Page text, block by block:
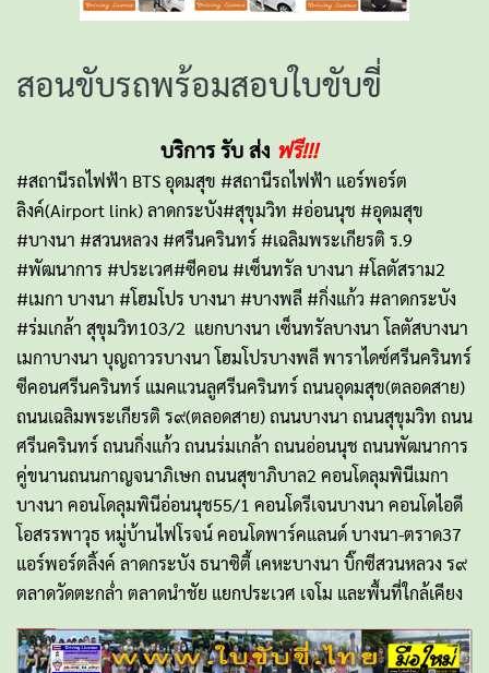
สอนขับรถพร้อมสอบใบขับขี่
บริการ รับ ส่ง ฟรี!!!
#สถานีรถไฟฟ้า BTS อุดมสุข #สถานีรถไฟฟ้า แอร์พอร์ต
ลิงค์(Airport link) ลาดกระบัง#สุขุมวิท #อ่อนนุช #อุดมสุข
#บางนา #สวนหลวง #ศรีนครินทร์ #เฉลิมพระเกียรติ ร.9
#พัฒนาการ #ประเวศ#ซีคอน #เซ็นทรัล บางนา #โลตัสราม2
#เมกา บางนา #โฮมโปร บางนา #บางพลี #กิ่งแก้ว #ลาดกระบัง
#ร่มเกล้า สุขุมวิท103/2 แยกบางนา เซ็นทรัลบางนา โลตัสบางนา
เมกาบางนา บุญถาวรบางนา โฮมโปรบางพลี พาราไดซ์ศรีนครินทร์
ซีคอนศรีนครินทร์ แมคแวนลูศรีนครินทร์ ถนนอุดมสุข(ตลอดสาย)
ถนนเฉลิมพระเกียรติ ร๙(ตลอดสาย) ถนนบางนา ถนนสุขุมวิท ถนน
ศรีนครินทร์ ถนนกิ่งแก้ว ถนนร่มเกล้า ถนนอ่อนนุช ถนนพัฒนาการ
คู่ขนานถนนกาญจนาภิเษก ถนนสุขาภิบาล2 คอนโดลุมพินีเมกา
บางนา คอนโดลุมพินีอ่อนนุช55/1 คอนโดรีเจนบางนา คอนโดไอดี
โอสรรพาวุธ หมู่บ้านไฟโรจน์ คอนโดพาร์คแลนด์ บางนา-ตราด37
แอร์พอร์ตลิ้งค์ ลาดกระบัง ธนาซิตี้ เคหะบางนา บิ๊กซีสวนหลวง ร๙
ตลาดวัดตะกล่ำ ตลาดนำชัย แยกประเวศ เจโม และพื้นที่ใกล้เคียง